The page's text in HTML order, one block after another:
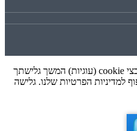
אוהבים עוגיות? האתר שלנו אוסף קבצי cookie (עוגיות) המשך גלישתך
למדיניות הפרטיות שלנו. גלישה